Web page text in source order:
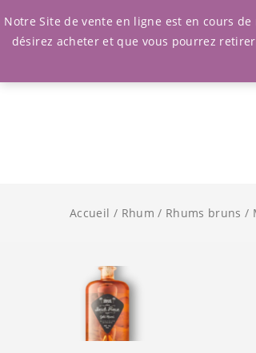
Accueil / Rhum / Rhums bruns /
Notre Site de vente en ligne est en cours
désirez acheter et que vous pourrez